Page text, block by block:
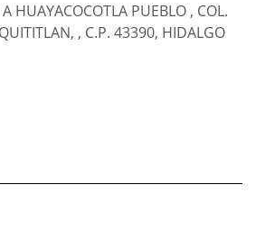
HUAYACOCOTLA PUEBLO , COL.
, C.P. 43390, HIDALGO